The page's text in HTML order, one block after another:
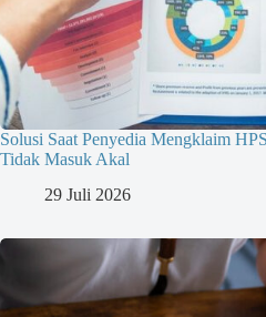
Solusi Saat Penyedia Mengklaim
Tidak Masuk Akal
29 Juli 2026